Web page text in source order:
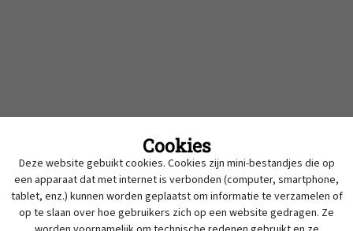
MyAPB
Om deze inhoud te bekijken moet je aangemeld
zijn in MyAPB.
APBnews
Werken bij APB
Dienst geneesmiddelen onderzoek
Cookies
Deze website gebuikt cookies. Cookies zijn mini-bestandjes die op
een apparaat dat met internet is verbonden (computer, smartphone,
tablet, enz.) kunnen worden geplaatst om informatie te verzamelen of
op te slaan over hoe gebruikers zich op een website gedragen. Ze